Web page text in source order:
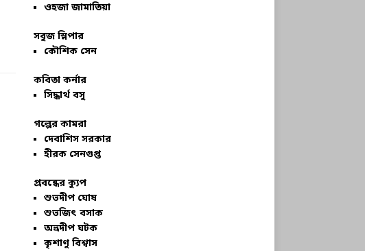
ওহজা জামাতিয়া
সবুজ স্লিপার
কৌশিক সেন
কবিতা কর্নার
সিদ্ধার্থ বসু
গল্পের কামরা
দেবাশিস সরকার
হীরক সেনগুপ্ত
প্রবন্ধের ক্যুপ
শুভদীপ ঘোষ
শুভজিৎ বসাক
অভ্রদীপ ঘটক
কৃশাণু বিশ্বাস